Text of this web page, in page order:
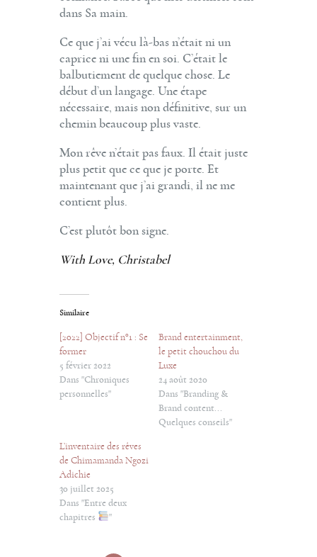
dans Sa main.
Ce que j’ai vécu là-bas n’était ni un
caprice ni une fin en soi. C’était le
balbutiement de quelque chose. Le
début d’un langage. Une étape
nécessaire, mais non définitive, sur un
chemin beaucoup plus vaste.
Mon rêve n’était pas faux. Il était juste
plus petit que ce que je porte. Et
maintenant que j’ai grandi, il ne me
contient plus.
C’est plutôt bon signe.
With Love, Christabel
Similaire
[2022] Objectif n°1 : Se
former
5 février 2022
Dans "Chroniques
personnelles"
Brand entertainment,
le petit chouchou du
Luxe
24 août 2020
Dans "Branding &
Brand content...
Quelques conseils"
L’inventaire des rêves
de Chimamanda Ngozi
Adichie
30 juillet 2025
Dans "Entre deux
chapitres
"